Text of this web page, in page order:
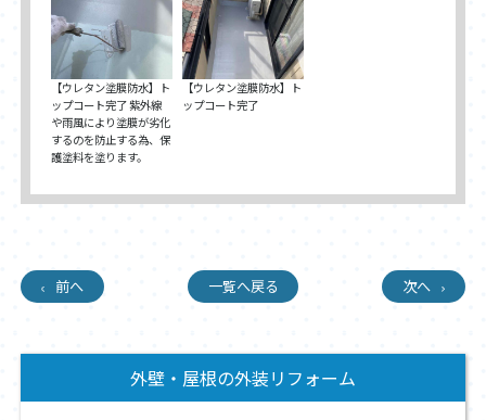
【ウレタン塗膜防水】ト
ップコート完了 紫外線
や雨風により塗膜が劣化
するのを防止する為、保
護塗料を塗ります。
【ウレタン塗膜防水】ト
ップコート完了
前へ 一覧へ戻る 次へ
外壁・屋根の外装リフォーム